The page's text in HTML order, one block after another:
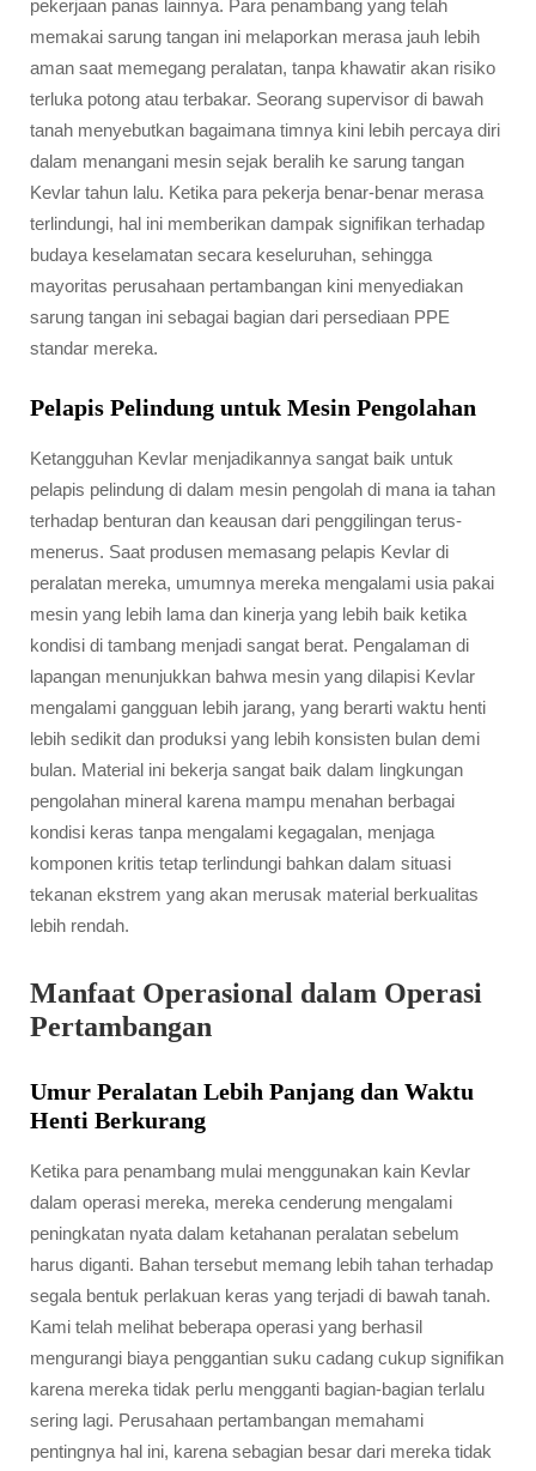
pekerjaan panas lainnya. Para penambang yang telah
memakai sarung tangan ini melaporkan merasa jauh lebih
aman saat memegang peralatan, tanpa khawatir akan risiko
terluka potong atau terbakar. Seorang supervisor di bawah
tanah menyebutkan bagaimana timnya kini lebih percaya diri
dalam menangani mesin sejak beralih ke sarung tangan
Kevlar tahun lalu. Ketika para pekerja benar-benar merasa
terlindungi, hal ini memberikan dampak signifikan terhadap
budaya keselamatan secara keseluruhan, sehingga
mayoritas perusahaan pertambangan kini menyediakan
sarung tangan ini sebagai bagian dari persediaan PPE
standar mereka.
Pelapis Pelindung untuk Mesin Pengolahan
Ketangguhan Kevlar menjadikannya sangat baik untuk
pelapis pelindung di dalam mesin pengolah di mana ia tahan
terhadap benturan dan keausan dari penggilingan terus-
menerus. Saat produsen memasang pelapis Kevlar di
peralatan mereka, umumnya mereka mengalami usia pakai
mesin yang lebih lama dan kinerja yang lebih baik ketika
kondisi di tambang menjadi sangat berat. Pengalaman di
lapangan menunjukkan bahwa mesin yang dilapisi Kevlar
mengalami gangguan lebih jarang, yang berarti waktu henti
lebih sedikit dan produksi yang lebih konsisten bulan demi
bulan. Material ini bekerja sangat baik dalam lingkungan
pengolahan mineral karena mampu menahan berbagai
kondisi keras tanpa mengalami kegagalan, menjaga
komponen kritis tetap terlindungi bahkan dalam situasi
tekanan ekstrem yang akan merusak material berkualitas
lebih rendah.
Manfaat Operasional dalam Operasi
Pertambangan
Umur Peralatan Lebih Panjang dan Waktu
Henti Berkurang
Ketika para penambang mulai menggunakan kain Kevlar
dalam operasi mereka, mereka cenderung mengalami
peningkatan nyata dalam ketahanan peralatan sebelum
harus diganti. Bahan tersebut memang lebih tahan terhadap
segala bentuk perlakuan keras yang terjadi di bawah tanah.
Kami telah melihat beberapa operasi yang berhasil
mengurangi biaya penggantian suku cadang cukup signifikan
karena mereka tidak perlu mengganti bagian-bagian terlalu
sering lagi. Perusahaan pertambangan memahami
pentingnya hal ini, karena sebagian besar dari mereka tidak